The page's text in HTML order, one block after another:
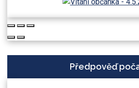
Předpověď